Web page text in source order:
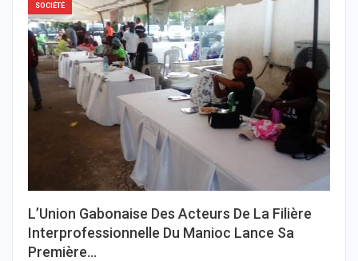
SOCIÉTÉ
L’Union Gabonaise Des Acteurs De La Filière
Interprofessionnelle Du Manioc Lance Sa
Première…